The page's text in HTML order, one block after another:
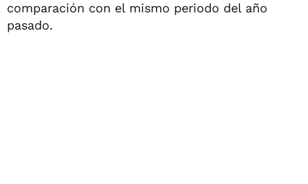
comparación con el mismo periodo del año
pasado.